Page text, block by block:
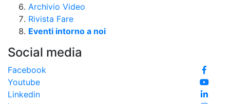
Archivio Video
Rivista Fare
Eventi intorno a noi
Social media
Facebook
Youtube
Linkedin